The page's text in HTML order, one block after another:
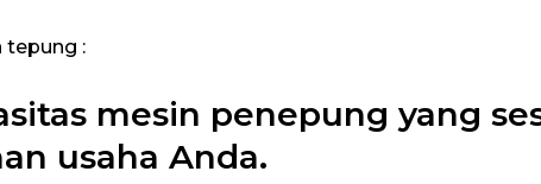
tepung :
mesin penepung yang
usaha Anda.